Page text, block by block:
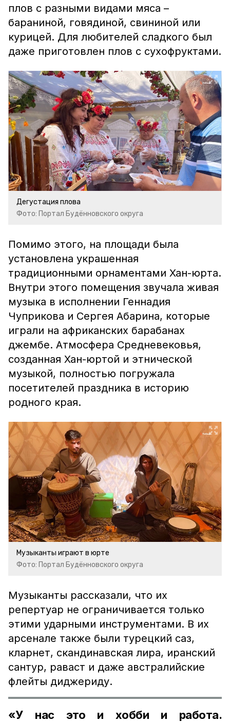
плов с разными видами мяса –
бараниной, говядиной, свининой или
курицей. Для любителей сладкого был
даже приготовлен плов с сухофруктами.
Дегустация плова
Фото: Портал Будённовского округа
Помимо этого, на площади была
установлена украшенная
традиционными орнаментами Хан-юрта.
Внутри этого помещения звучала живая
музыка в исполнении Геннадия
Чуприкова и Сергея Абарина, которые
играли на африканских барабанах
джембе. Атмосфера Средневековья,
созданная Хан-юртой и этнической
музыкой, полностью погружала
посетителей праздника в историю
родного края.
Музыканты играют в юрте
Фото: Портал Будённовского округа
Музыканты рассказали, что их
репертуар не ограничивается только
этими ударными инструментами. В их
арсенале также были турецкий саз,
кларнет, скандинавская лира, иранский
сантур, раваст и даже австралийские
флейты диджериду.
«У нас это и хобби и работа.